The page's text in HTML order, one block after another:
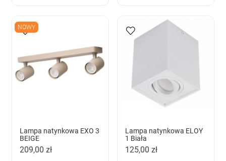
NOWY
Lampa natynkowa EXO 3
BEIGE
209,00 zł
Lampa natynkowa ELOY
1 Biała
125,00 zł